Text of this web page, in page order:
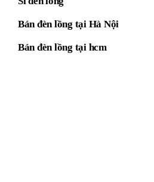
Bán đèn lồng tại Hà Nội
Bán đèn lồng tại hcm